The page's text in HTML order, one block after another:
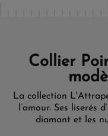
Collier
La collection
l’amour. Ses liserés
diamant et les